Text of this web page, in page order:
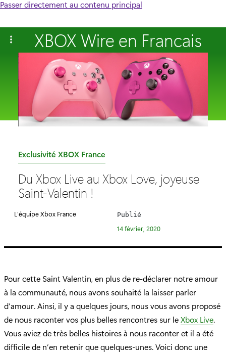
Passer directement au contenu principal
XBOX Wire en Francais
C
t
é
i
:
Exclusivité XBOX France
Du Xbox Live au Xbox Love, joyeuse
Saint-Valentin !
L'équipe Xbox France Publié
14 février, 2020
Pour cette Saint Valentin, en plus de re-déclarer notre amour
à la communauté, nous avons souhaité la laisser parler
d’amour. Ainsi, il y a quelques jours, nous vous avons proposé
de nous raconter vos plus belles rencontres sur leXbox Live.
Vous aviez de très belles histoires à nous raconter et il a été
difficile de n’en retenir que quelques-unes. Voici donc une